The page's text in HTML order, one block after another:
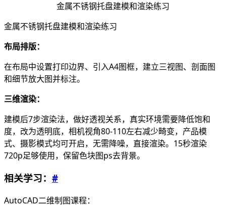
金属不锈钢托盘建模和渲染练习
金属不锈钢托盘建模和渲染练习
布局排版：
在布局中设置打印边界、引入A4图框，建立三视图、剖面图
和细节放大图并标注。
三维渲染：
建模后7步渲染法，做好透视关系，真实环境需要降低饱和
度，改为透明底，相机视角80-110左右减少畸变，产品模
式、摄影模式均可开启，无需降噪，直接渲染。15秒渲染
720p足够使用，保留色块图ps去背景。
相关学习： #
AutoCAD二维制图课程：